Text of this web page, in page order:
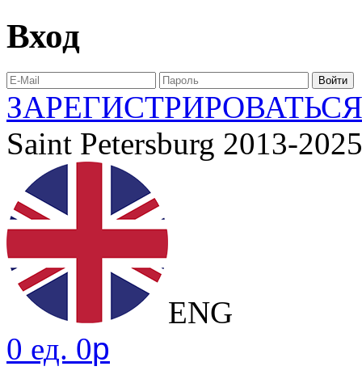
Вход
ЗАРЕГИСТРИРОВАТЬСЯ
Saint Petersburg 2013-2025
ENG
0 ед. 0p